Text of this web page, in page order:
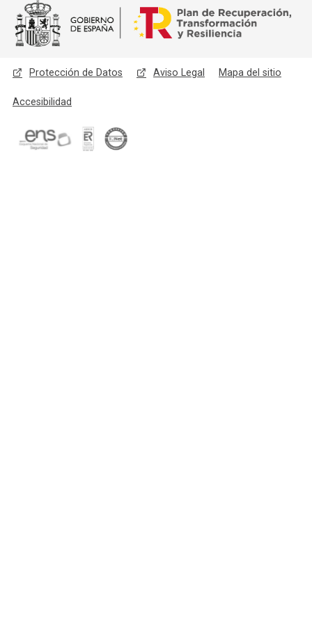
Menú legal
Protección de Datos Aviso Legal Mapa del sitio
Accesibilidad